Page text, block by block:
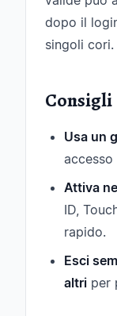
dopo il
singoli cori.
Consigli
Usa un
Attiva
ID,
rapido.
Esci
altri per